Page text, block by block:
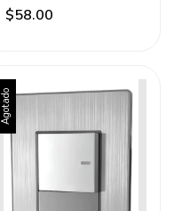
Polarizado Aksi 15 A
250v Crema
$58.00
Agotado